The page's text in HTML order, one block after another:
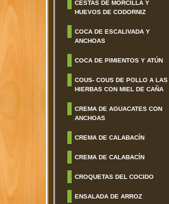
CESTAS DE MORCILLA Y
HUEVOS DE CODORNIZ
COCA DE ESCALIVADA Y
ANCHOAS
COCA DE PIMIENTOS Y ATÚN
COUS- COUS DE POLLO A LAS
HIERBAS CON MIEL DE CAÑA
CREMA DE AGUACATES CON
ANCHOAS
CREMA DE CALABACÍN
CREMA DE CALABACÍN
CROQUETAS DEL COCIDO
ENSALADA DE ARROZ